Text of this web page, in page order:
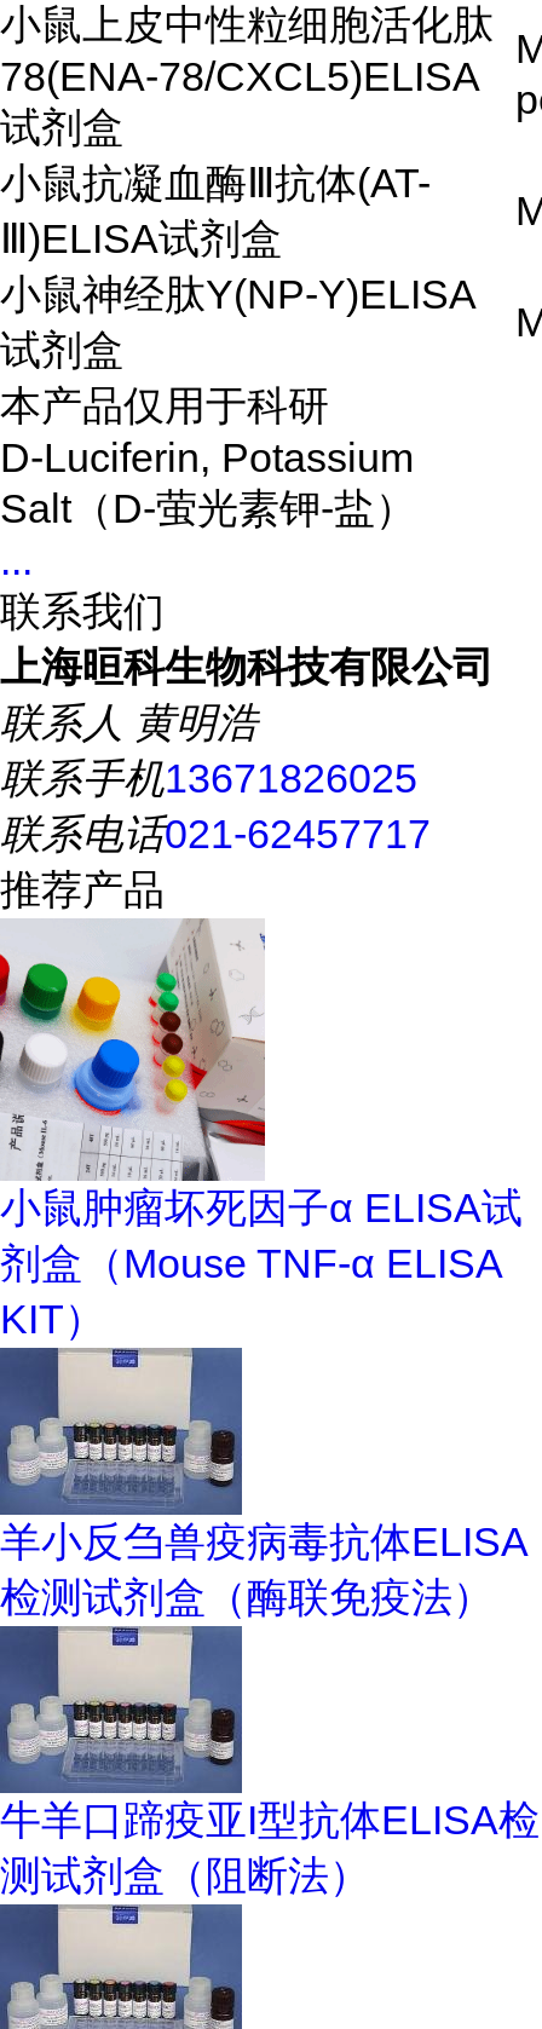
小鼠上皮中性粒细胞活化肽
78(ENA-78/CXCL5)ELISA
试剂盒
小鼠抗凝血酶Ⅲ抗体(AT-
Ⅲ)ELISA试剂盒
小鼠神经肽Y(NP-Y)ELISA
试剂盒
本产品仅用于科研
D-Luciferin, Potassium
Salt（D-萤光素钾-盐）
...
联系我们
上海晅科生物科技有限公司
联系人 黄明浩
联系手机13671826025
联系电话021-62457717
推荐产品
小鼠肿瘤坏死因子α ELISA试
剂盒（Mouse TNF-α ELISA
KIT）
羊小反刍兽疫病毒抗体ELISA
检测试剂盒（酶联免疫法）
牛羊口蹄疫亚I型抗体ELISA检
测试剂盒（阻断法）